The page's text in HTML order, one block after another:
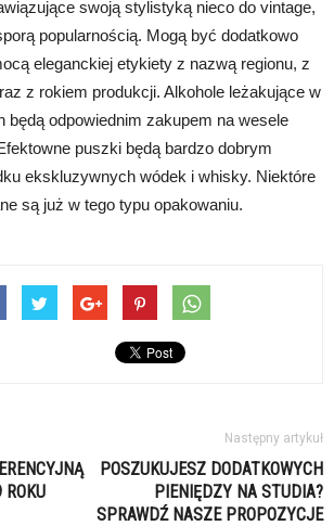
swoją stylistyką nieco do vintage,
popularnością. Mogą być dodatkowo
eleganckiej etykiety z nazwą regionu, z
z rokiem produkcji. Alkohole leżakujące w
będą odpowiednim zakupem na wesele
puszki będą bardzo dobrym
ekskluzywnych wódek i whisky. Niektóre
są już w tego typu opakowaniu.
ROKU
Następny artykuł
POSZUKUJESZ DODATKOWYCH
PIENIĘDZY NA STUDIA?
SPRAWDŹ NASZE PROPOZYCJE